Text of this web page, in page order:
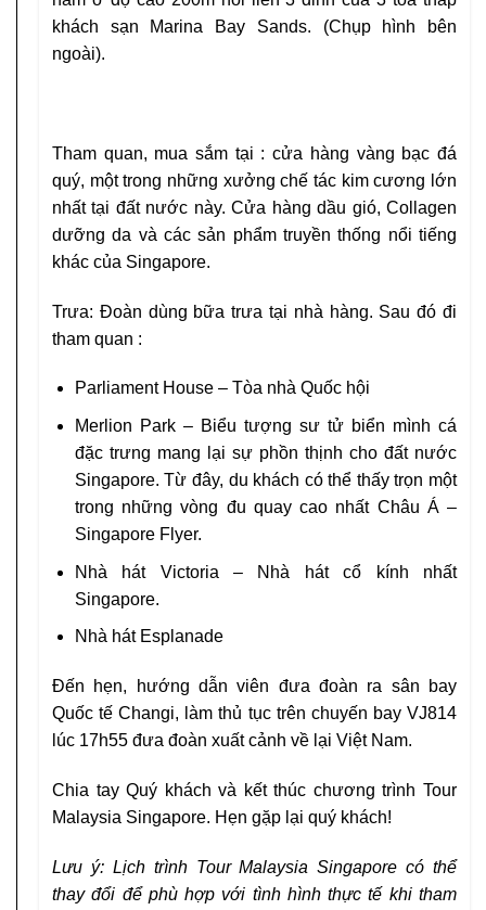
khách sạn Marina Bay Sands. (Chụp hình bên
ngoài).
Tham quan, mua sắm tại : cửa hàng vàng bạc đá
quý, một trong những xưởng chế tác kim cương lớn
nhất tại đất nước này. Cửa hàng dầu gió, Collagen
dưỡng da và các sản phẩm truyền thống nổi tiếng
khác của Singapore.
Trưa: Đoàn dùng bữa trưa tại nhà hàng. Sau đó đi
tham quan :
Parliament House – Tòa nhà Quốc hội
Merlion Park – Biểu tượng sư tử biển mình cá
đặc trưng mang lại sự phồn thịnh cho đất nước
Singapore. Từ đây, du khách có thể thấy trọn một
trong những vòng đu quay cao nhất Châu Á –
Singapore Flyer.
Nhà hát Victoria – Nhà hát cổ kính nhất
Singapore.
Nhà hát Esplanade
Đến hẹn, hướng dẫn viên đưa đoàn ra sân bay
Quốc tế Changi, làm thủ tục trên chuyến bay VJ814
lúc 17h55 đưa đoàn xuất cảnh về lại Việt Nam.
Chia tay Quý khách và kết thúc chương trình Tour
Malaysia Singapore. Hẹn gặp lại quý khách!
Lưu ý: Lịch trình Tour Malaysia Singapore có thể
thay đổi để phù hợp với tình hình thực tế khi tham